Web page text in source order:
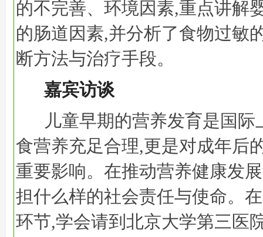
的不完善、环境因素,重点讲解
的肠道因素,并分析了食物过敏
断方法与治疗手段。
嘉宾访谈
儿童早期的营养发育是国际
食营养充足合理,更是对成年后
重要影响。在推动营养健康发
担什么样的社会责任与使命。
环节,学会请到北京大学第三医